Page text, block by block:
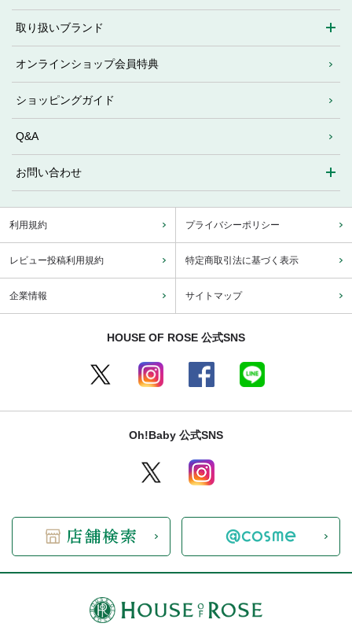
取り扱いブランド
オンラインショップ会員特典
ショッピングガイド
Q&A
お問い合わせ
利用規約 プライバシーポリシー
レビュー投稿利用規約 特定商取引法に基づく表示
企業情報 サイトマップ
HOUSE OF ROSE 公式SNS
Oh!Baby 公式SNS